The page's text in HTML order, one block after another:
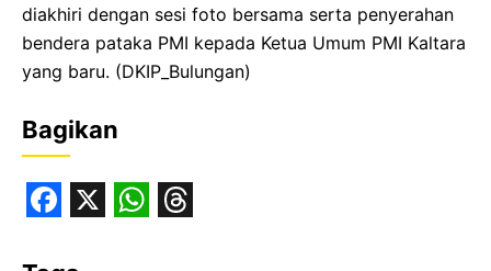
diakhiri dengan sesi foto bersama serta penyerahan
bendera pataka PMI kepada Ketua Umum PMI Kaltara
yang baru. (DKIP_Bulungan)
Bagikan